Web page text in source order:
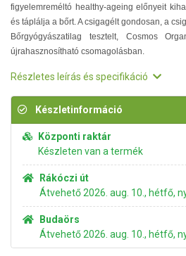
figyelemreméltó healthy-ageing előnyeit
és táplálja a bőrt. A csigagélt gondosan, a
Bőrgyógyászatilag tesztelt, Cosmos
újrahasznosítható csomagolásban.
Részletes leírás és specifikáció
Készletinformáció
Központi raktár
Készleten van a termék
Rákóczi út
Átvehető 2026. aug. 10., hétfő,
Budaörs
Átvehető 2026. aug. 10., hétfő,